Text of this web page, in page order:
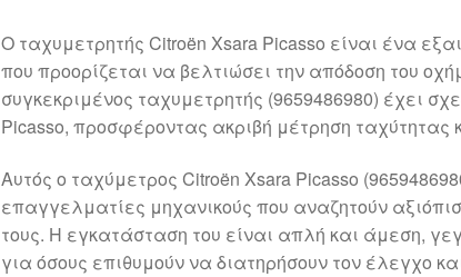
Ο ταχυμετρητής Citroën Xsara Picasso είναι ένα
που προορίζεται να βελτιώσει την απόδοση του
συγκεκριμένος ταχυμετρητής (9659486980) έχει
Picasso, προσφέροντας ακριβή μέτρηση ταχύτητας
Αυτός ο ταχύμετρος Citroën Xsara Picasso
επαγγελματίες μηχανικούς που αναζητούν
τους. Η εγκατάσταση του είναι απλή και άμεση,
για όσους επιθυμούν να διατηρήσουν τον έλεγχο